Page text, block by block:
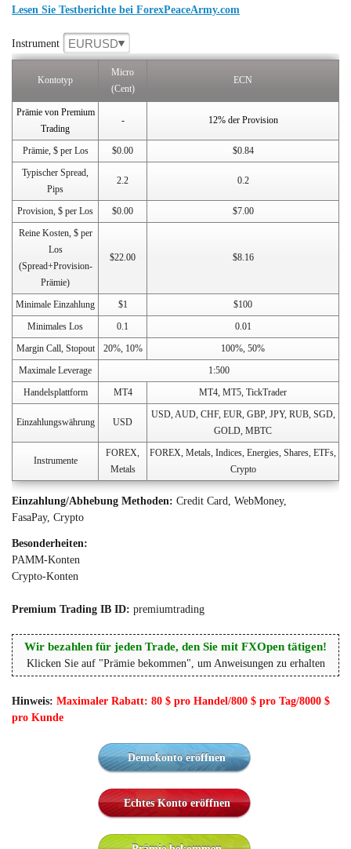
Lesen Sie Testberichte bei ForexPeaceArmy.com
Instrument EURUSD
Kontotyp
Micro
(Cent)
ECN
Prämie von Premium
Trading
- 12% der Provision
Prämie, $ per Los $0.00
$0.84
Typischer Spread,
Pips
2.2 0.2
Provision, $ per Los $0.00
$7.00
Reine Kosten, $ per
Los
(Spread+Provision-
Prämie)
$22.00 $8.16
Minimale Einzahlung $1
$100
Minimales Los
0.1
0.01
Margin Call, Stopout
20%, 10%
100%, 50%
Maximale Leverage
1:500
Handelsplattform
MT4 MT4, MT5, TickTrader
Einzahlungswährung USD
USD, AUD, CHF, EUR, GBP, JPY, RUB, SGD,
GOLD, MBTC
Instrumente
FOREX,
Metals
FOREX, Metals, Indices, Energies, Shares, ETFs,
Crypto
Einzahlung/Abhebung Methoden: Credit Card, WebMoney,
FasaPay, Crypto
Besonderheiten:
PAMM-Konten
Crypto-Konten
Premium Trading IB ID: premiumtrading
Wir bezahlen für jeden Trade, den Sie mit FXOpen tätigen!
Klicken Sie auf "Prämie bekommen", um Anweisungen zu erhalten
Hinweis: Maximaler Rabatt: 80 $ pro Handel/800 $ pro Tag/8000 $
pro Kunde
Demokonto eröffnen
Echtes Konto eröffnen